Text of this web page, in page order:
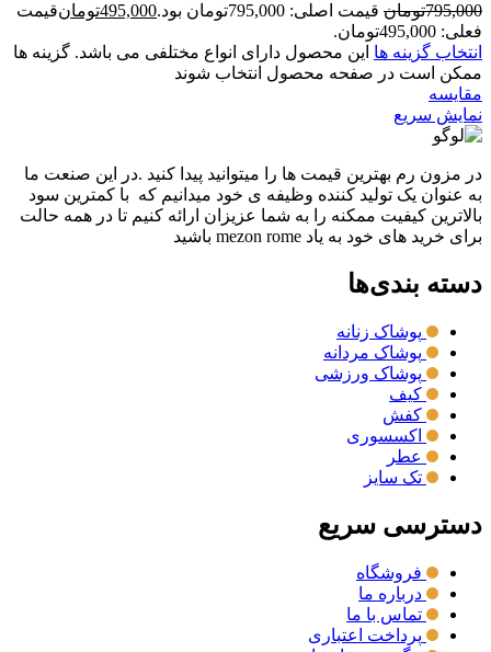
795,000تومان قیمت اصلی: 795,000تومان بود. 495,000تومانقیمت
فعلی: 495,000تومان.
انتخاب گزینه ها این محصول دارای انواع مختلفی می باشد. گزینه ها
ممکن است در صفحه محصول انتخاب شوند
مقايسه
نمایش سریع
در مزون رم بهترین قیمت ها را میتوانید پیدا کنید .در این صنعت ما
به عنوان یک تولید کننده وظیفه ی خود میدانیم که با کمترین سود
بالاترین کیفیت ممکنه را به شما عزیزان ارائه کنیم تا در همه حالت
برای خرید های خود به یاد mezon rome باشید
دسته بندی‌ها
پوشاک زنانه
پوشاک مردانه
پوشاک ورزشی
کیف
کفش
اکسسوری
عطر
تک سایز
دسترسی سریع
فروشگاه
درباره ما
تماس با ما
پرداخت اعتباری